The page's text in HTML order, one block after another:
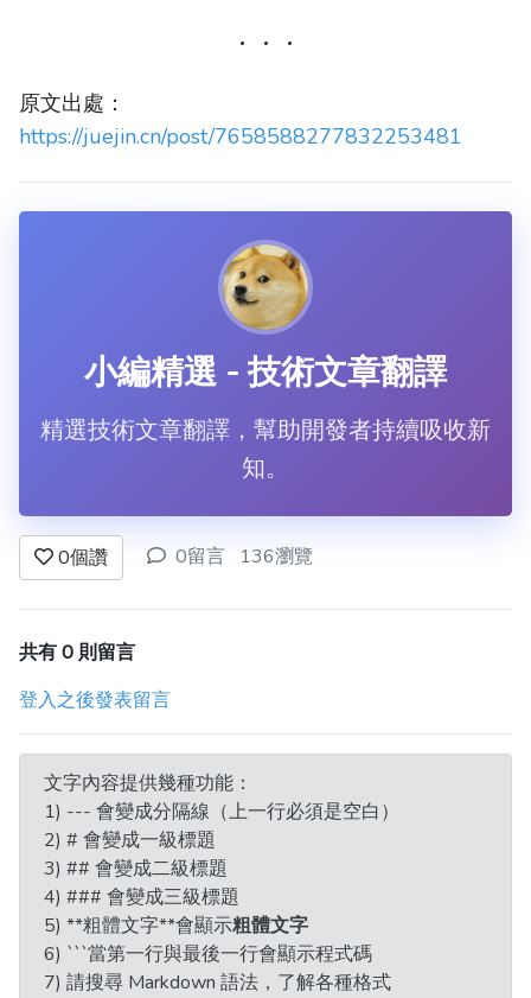
原文出處：
https://juejin.cn/post/7658588277832253481
小編精選 - 技術文章翻譯
精選技術文章翻譯，幫助開發者持續吸收新
知。
0個讚 0留言 136瀏覽
共有 0 則留言
登入之後發表留言
文字內容提供幾種功能：
1) --- 會變成分隔線（上一行必須是空白）
2) # 會變成一級標題
3) ## 會變成二級標題
4) ### 會變成三級標題
5) **粗體文字**會顯示粗體文字
6) ```當第一行與最後一行會顯示程式碼
7) 請搜尋 Markdown 語法，了解各種格式